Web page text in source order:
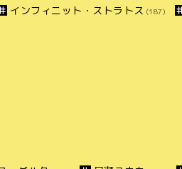
インフィニット・ストラトス (187)